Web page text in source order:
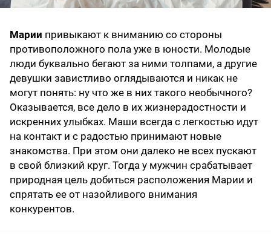
Марии привыкают к вниманию со стороны
противоположного пола уже в юности. Молодые
люди буквально бегают за ними толпами, а другие
девушки завистливо оглядываются и никак не
могут понять: ну что же в них такого необычного?
Оказывается, все дело в их жизнерадостности и
искренних улыбках. Маши всегда с легкостью идут
на контакт и с радостью принимают новые
знакомства. При этом они далеко не всех пускают
в свой близкий круг. Тогда у мужчин срабатывает
природная цель добиться расположения Марии и
спрятать ее от назойливого внимания
конкурентов.